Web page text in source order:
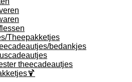
Theepakketjes
bedankjes
theecadeautjes